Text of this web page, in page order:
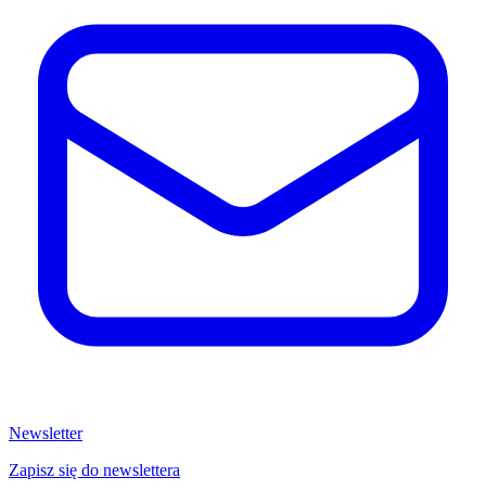
Newsletter
Zapisz się do newslettera